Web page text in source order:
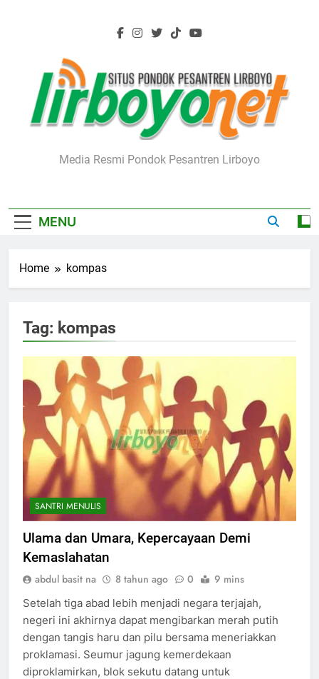
Lirboyo.net
Media Resmi Pondok Pesantren Lirboyo
MENU
Home kompas
Tag: kompas
SANTRI MENULIS
Ulama dan Umara, Kepercayaan Demi
Kemaslahatan
abdul basit na 8 tahun ago 0 9 mins
Setelah tiga abad lebih menjadi negara terjajah,
negeri ini akhirnya dapat mengibarkan merah putih
dengan tangis haru dan pilu bersama meneriakkan
proklamasi. Seumur jagung kemerdekaan
diproklamirkan, blok sekutu datang untuk